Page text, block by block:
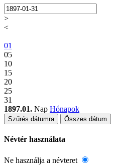
>
<
01
05
10
15
20
25
31
1897.01. Nap Hónapok
Szűrés dátumra Összes dátum
Névtér használata
Ne használja a névteret